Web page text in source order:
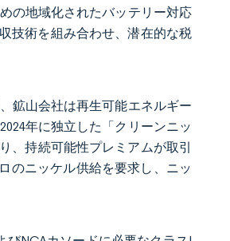
の地域化されたバッテリー対応
技術を組み合わせ、潜在的な税
鉱山会社は再生可能エネルギー
年に独立した「クリーンニッ
、持続可能性プレミアムが取引
のニッケル供給を要求し、ニッ